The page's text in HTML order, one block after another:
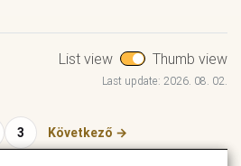
List view Thumb view
Last update: 2026. 08. 02.
3 Következő →